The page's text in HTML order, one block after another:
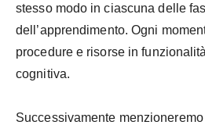
stesso modo in ciascuna delle
dell’apprendimento. Ogni
procedure e risorse in
cognitiva.
Successivamente menzioneremo